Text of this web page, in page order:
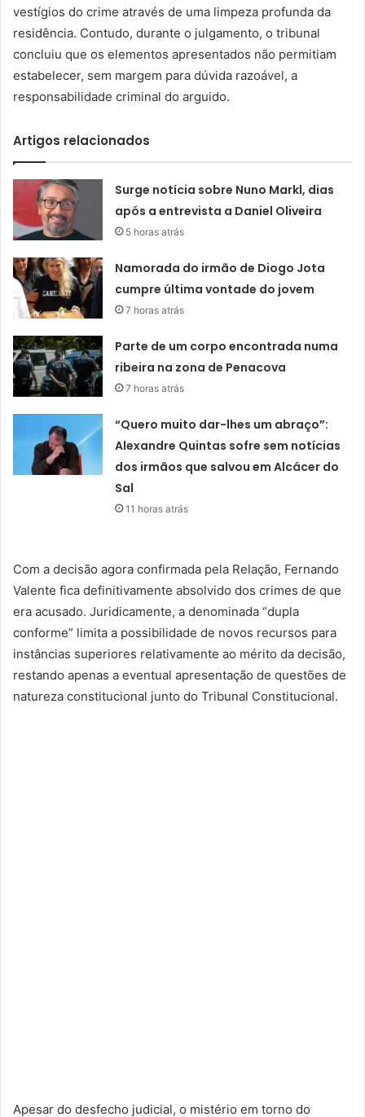
vestígios do crime através de uma limpeza profunda da
residência. Contudo, durante o julgamento, o tribunal
concluiu que os elementos apresentados não permitiam
estabelecer, sem margem para dúvida razoável, a
responsabilidade criminal do arguido.
Artigos relacionados
Surge notícia sobre Nuno Markl, dias
após a entrevista a Daniel Oliveira
5 horas atrás
Namorada do irmão de Diogo Jota
cumpre última vontade do jovem
7 horas atrás
Parte de um corpo encontrada numa
ribeira na zona de Penacova
7 horas atrás
“Quero muito dar-lhes um abraço”:
Alexandre Quintas sofre sem notícias
dos irmãos que salvou em Alcácer do
Sal
11 horas atrás
Com a decisão agora confirmada pela Relação, Fernando
Valente fica definitivamente absolvido dos crimes de que
era acusado. Juridicamente, a denominada “dupla
conforme” limita a possibilidade de novos recursos para
instâncias superiores relativamente ao mérito da decisão,
restando apenas a eventual apresentação de questões de
natureza constitucional junto do Tribunal Constitucional.
Apesar do desfecho judicial, o mistério em torno do